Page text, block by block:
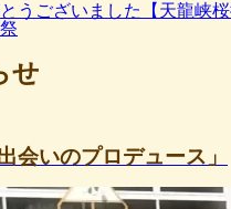
うございました【天龍峡桜
せ
会いのプロデュース」